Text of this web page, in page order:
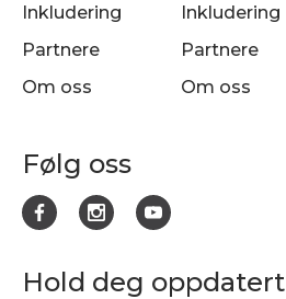
Inkludering
Partnere
Om oss
Inkludering
Partnere
Om oss
Følg oss
Hold deg oppdatert